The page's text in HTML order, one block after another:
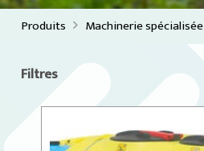
Produits Machinerie spécialisée
Filtres